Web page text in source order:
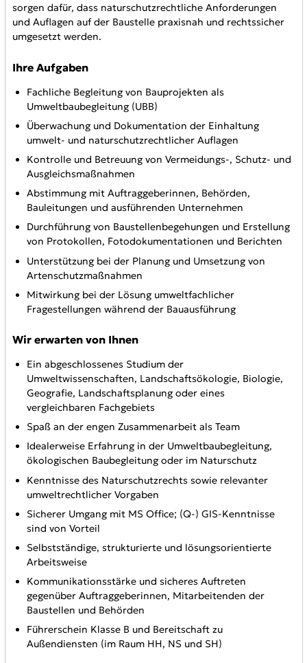
sorgen dafür, dass naturschutzrechtliche Anforderungen
und Auflagen auf der Baustelle praxisnah und rechtssicher
umgesetzt werden.
Ihre Aufgaben
Fachliche Begleitung von Bauprojekten als
Umweltbaubegleitung (UBB)
Überwachung und Dokumentation der Einhaltung
umwelt- und naturschutzrechtlicher Auflagen
Kontrolle und Betreuung von Vermeidungs-, Schutz- und
Ausgleichsmaßnahmen
Abstimmung mit Auftraggeberinnen, Behörden,
Bauleitungen und ausführenden Unternehmen
Durchführung von Baustellenbegehungen und Erstellung
von Protokollen, Fotodokumentationen und Berichten
Unterstützung bei der Planung und Umsetzung von
Artenschutzmaßnahmen
Mitwirkung bei der Lösung umweltfachlicher
Fragestellungen während der Bauausführung
Wir erwarten von Ihnen
Ein abgeschlossenes Studium der
Umweltwissenschaften, Landschaftsökologie, Biologie,
Geografie, Landschaftsplanung oder eines
vergleichbaren Fachgebiets
Spaß an der engen Zusammenarbeit als Team
Idealerweise Erfahrung in der Umweltbaubegleitung,
ökologischen Baubegleitung oder im Naturschutz
Kenntnisse des Naturschutzrechts sowie relevanter
umweltrechtlicher Vorgaben
Sicherer Umgang mit MS Office; (Q-) GIS-Kenntnisse
sind von Vorteil
Selbstständige, strukturierte und lösungsorientierte
Arbeitsweise
Kommunikationsstärke und sicheres Auftreten
gegenüber Auftraggeberinnen, Mitarbeitenden der
Baustellen und Behörden
Führerschein Klasse B und Bereitschaft zu
Außendiensten (im Raum HH, NS und SH)